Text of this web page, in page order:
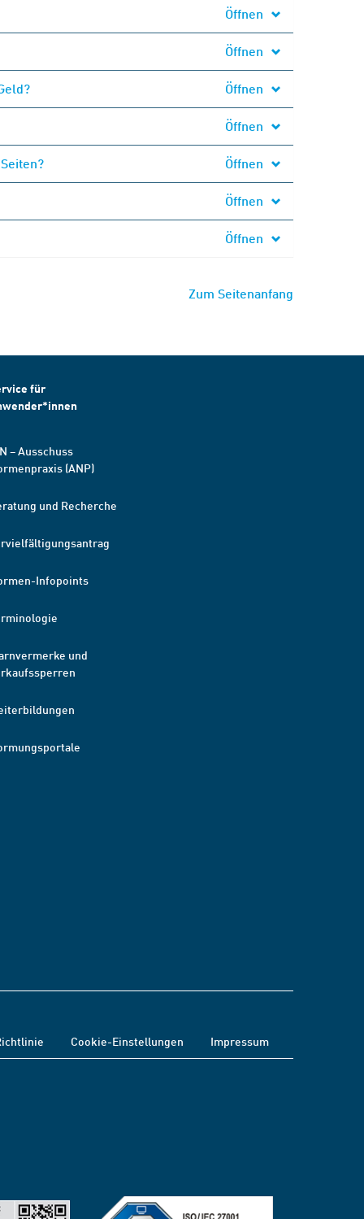
Öffnen
Öffnen
Öffnen
Öffnen
Öffnen
Öffnen
Öffnen
Zum Seitenanfang
für
– Ausschuss
(ANP)
und Recherche
Infopoints
und
Cookie-Einstellungen Impressum